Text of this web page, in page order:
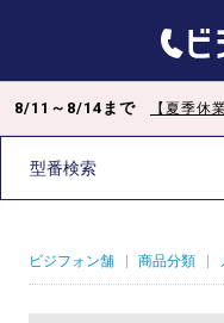
8/11～8/14まで 【夏季休
ビジフォン舗 商品分類